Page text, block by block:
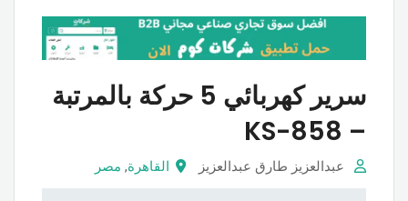
سرير كهربائي 5 حركة بالمرتبة
– KS-858
عبدالعزيز طارق عبدالعزيز القاهرة, مصر